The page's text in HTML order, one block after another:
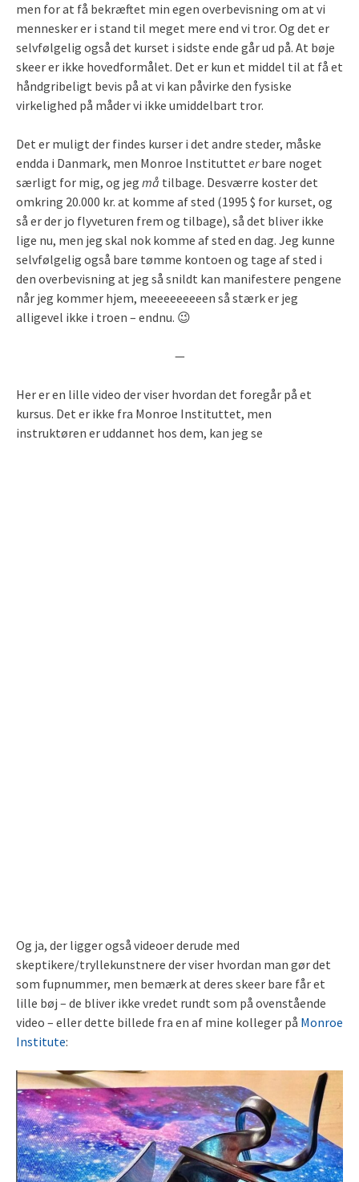
men for at få bekræftet min egen overbevisning om at vi
mennesker er i stand til meget mere end vi tror. Og det er
selvfølgelig også det kurset i sidste ende går ud på. At bøje
skeer er ikke hovedformålet. Det er kun et middel til at få et
håndgribeligt bevis på at vi kan påvirke den fysiske
virkelighed på måder vi ikke umiddelbart tror.
Det er muligt der findes kurser i det andre steder, måske
endda i Danmark, men Monroe Instituttet erbare noget
særligt for mig, og jeg må tilbage. Desværre koster det
omkring 20.000 kr. at komme af sted (1995 $ for kurset, og
så er der jo flyveturen frem og tilbage), så det bliver ikke
lige nu, men jeg skal nok komme af sted en dag. Jeg kunne
selvfølgelig også bare tømme kontoen og tage af sted i
den overbevisning at jeg så snildt kan manifestere pengene
når jeg kommer hjem, meeeeeeeeen så stærk er jeg
alligevel ikke i troen – endnu. 😉
—
Her er en lille video der viser hvordan det foregår på et
kursus. Det er ikke fra Monroe Instituttet, men
instruktøren er uddannet hos dem, kan jeg se
Og ja, der ligger også videoer derude med
skeptikere/tryllekunstnere der viser hvordan man gør det
som fupnummer, men bemærk at deres skeer bare får et
lille bøj – de bliver ikke vredet rundt som på ovenstående
video – eller dette billede fra en af mine kolleger på Monroe
Institute: